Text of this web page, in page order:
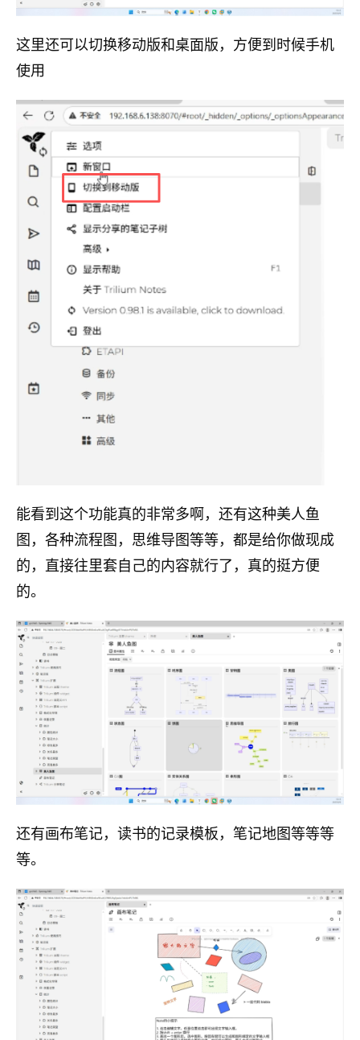
这里还可以切换移动版和桌面版，方便到时候手机
使用
能看到这个功能真的非常多啊，还有这种美人鱼
图，各种流程图，思维导图等等，都是给你做现成
的，直接往里套自己的内容就行了，真的挺方便
的。
还有画布笔记，读书的记录模板，笔记地图等等等
等。